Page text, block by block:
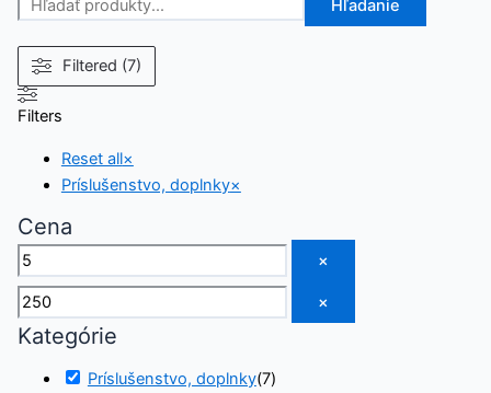
Hľadanie
Filtered (7)
Filters
Reset all×
Príslušenstvo, doplnky×
Cena
×
×
Kategórie
Príslušenstvo, doplnky(7)